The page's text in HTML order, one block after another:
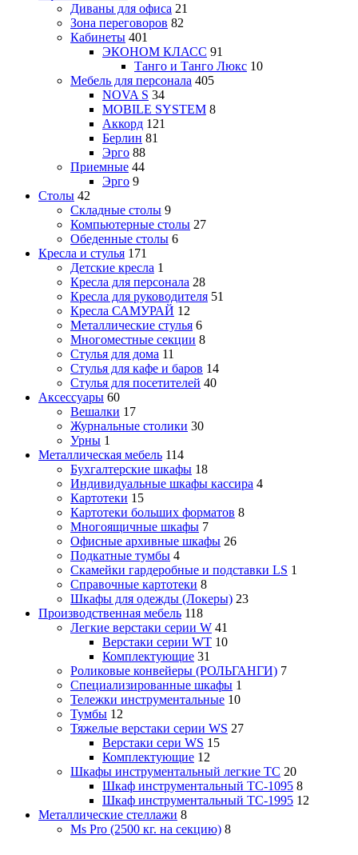
Диваны для офиса 21
Зона переговоров 82
Кабинеты 401
ЭКОНОМ КЛАСС 91
Танго и Танго Люкс 10
Мебель для персонала 405
NOVA S 34
MOBILE SYSTEM 8
Аккорд 121
Берлин 81
Эрго 88
Приемные 44
Эрго 9
Столы 42
Складные столы 9
Компьютерные столы 27
Обеденные столы 6
Кресла и стулья 171
Детские кресла 1
Кресла для персонала 28
Кресла для руководителя 51
Кресла САМУРАЙ 12
Металлические стулья 6
Многоместные секции 8
Стулья для дома 11
Стулья для кафе и баров 14
Стулья для посетителей 40
Аксессуары 60
Вешалки 17
Журнальные столики 30
Урны 1
Металлическая мебель 114
Бухгалтерские шкафы 18
Индивидуальные шкафы кассира 4
Картотеки 15
Картотеки больших форматов 8
Многоящичные шкафы 7
Офисные архивные шкафы 26
Подкатные тумбы 4
Скамейки гардеробные и подставки LS 1
Справочные картотеки 8
Шкафы для одежды (Локеры) 23
Производственная мебель 118
Легкие верстаки серии W 41
Верстаки серии WT 10
Комплектующие 31
Роликовые конвейеры (РОЛЬГАНГИ) 7
Специализированные шкафы 1
Тележки инструментальные 10
Тумбы 12
Тяжелые верстаки серии WS 27
Верстаки сери WS 15
Комплектующие 12
Шкафы инструментальный легкие ТС 20
Шкаф инструментальный TC-1095 8
Шкаф инструментальный TC-1995 12
Металлические стеллажи 8
Ms Pro (2500 кг. на секцию) 8